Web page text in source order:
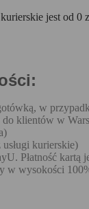
jest od 0
w
klientów w
kurierskie)
Płatność
w wysokości